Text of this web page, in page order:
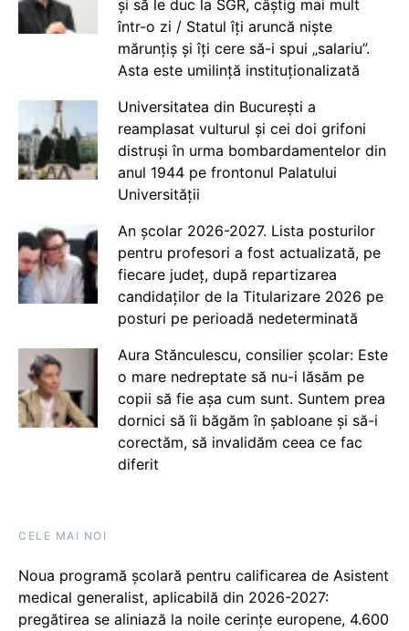
și să le duc la SGR, câștig mai mult
într-o zi / Statul îți aruncă niște
mărunțiș și îți cere să-i spui „salariu”.
Asta este umilință instituționalizată
Universitatea din București a
reamplasat vulturul și cei doi grifoni
distruși în urma bombardamentelor din
anul 1944 pe frontonul Palatului
Universității
An școlar 2026-2027. Lista posturilor
pentru profesori a fost actualizată, pe
fiecare județ, după repartizarea
candidaților de la Titularizare 2026 pe
posturi pe perioadă nedeterminată
Aura Stănculescu, consilier școlar: Este
o mare nedreptate să nu-i lăsăm pe
copii să fie așa cum sunt. Suntem prea
dornici să îi băgăm în șabloane și să-i
corectăm, să invalidăm ceea ce fac
diferit
CELE MAI NOI
Noua programă școlară pentru calificarea de Asistent
medical generalist, aplicabilă din 2026-2027:
pregătirea se aliniază la noile cerințe europene, 4.600